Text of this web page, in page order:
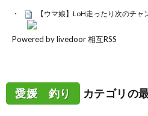
【ウマ娘】LoH走ったり次のチ
Powered by livedoor 相互RSS
愛媛 釣り カテゴリの